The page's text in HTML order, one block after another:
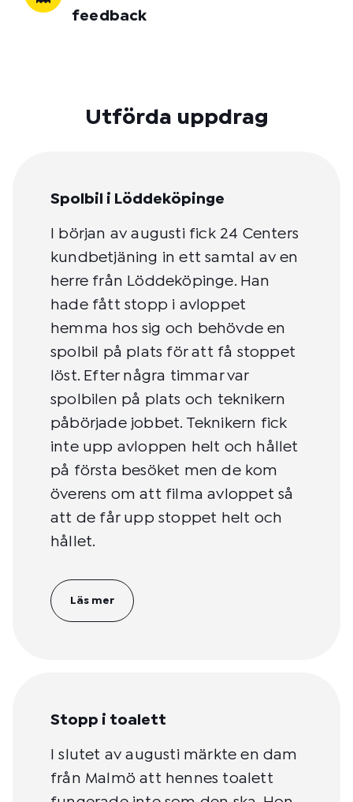
feedback
Utförda uppdrag
Spolbil i Löddeköpinge
I början av augusti fick 24 Centers
kundbetjäning in ett samtal av en
herre från Löddeköpinge. Han
hade fått stopp i avloppet
hemma hos sig och behövde en
spolbil på plats för att få stoppet
löst. Efter några timmar var
spolbilen på plats och teknikern
påbörjade jobbet. Teknikern fick
inte upp avloppen helt och hållet
på första besöket men de kom
överens om att filma avloppet så
att de får upp stoppet helt och
hållet.
Läs mer
Stopp i toalett
I slutet av augusti märkte en dam
från Malmö att hennes toalett